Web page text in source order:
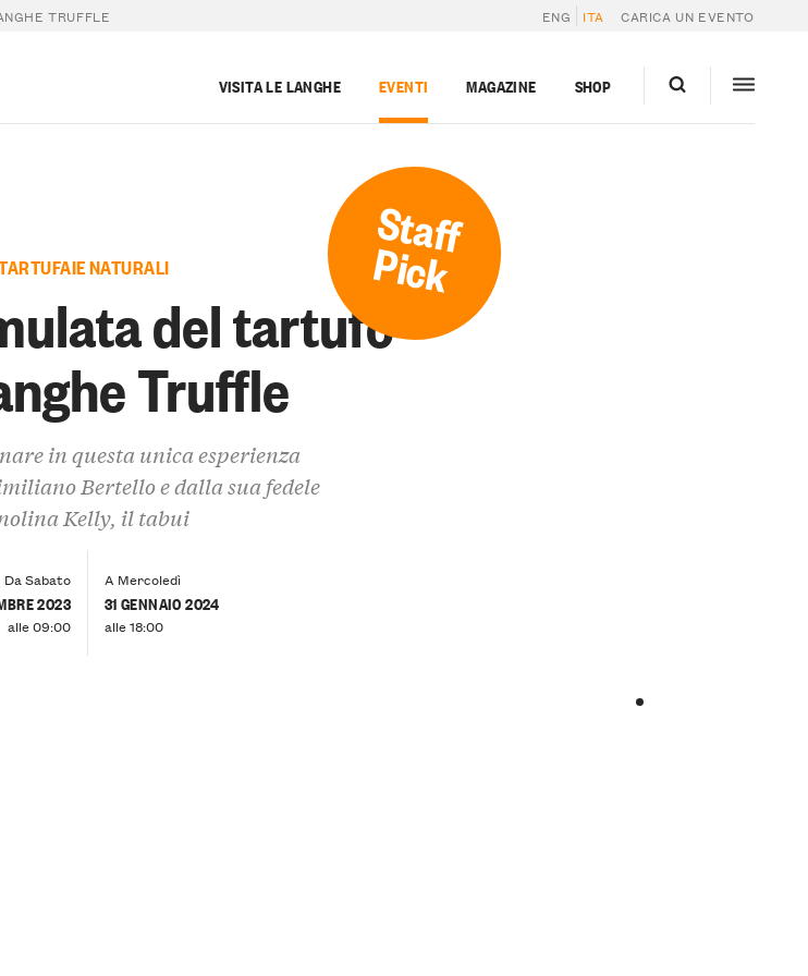
TRUFFLE ENG ITA CARICA UN EVENTO
VISITA LE LANGHE EVENTI MAGAZINE SHOP
Staff
Pick
NATURALI
del tartufo
Truffle
in questa unica esperienza
Bertello e dalla sua fedele
Kelly, il tabui
Da Sabato
2023
alle 09:00
A Mercoledì
31 GENNAIO 2024
alle 18:00